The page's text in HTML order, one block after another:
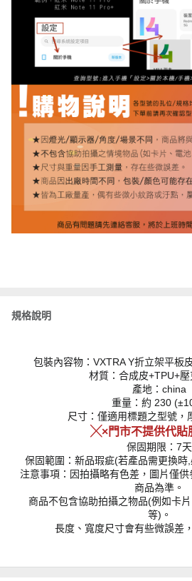
規格說明
包裝內容物：VXTRA Y折立架平板
材質：合成皮+TPU+
產地：china
重量：約 230
尺寸：僅適用標題之型號，
╳×門市不提供代
保固期限：7天
保固範圍：新品瑕疵(若產品需更換時
注意事項：因拍攝略有色差，圖片僅供
商品為準。
商品不包含協助拍攝之物品(例如卡
等)。
長度、寬度尺寸會有些微誤差